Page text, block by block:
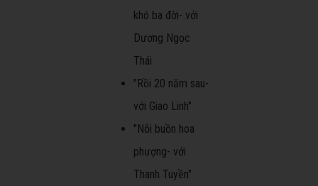
khó ba đời- với
Dương Ngọc
Thái
"Rồi 20 năm sau-
với Giao Linh"
"Nỗi buồn hoa
phượng- với
Thanh Tuyền"